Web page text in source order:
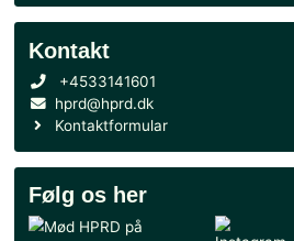
Handel
Handelsbetingelser
CVR: 51085728
3001 - 4140527610
MobilePay